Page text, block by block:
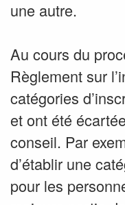
une autre.
Au cours du
Règlement sur
catégories
et ont été
conseil. Par
d’établir une
pour les